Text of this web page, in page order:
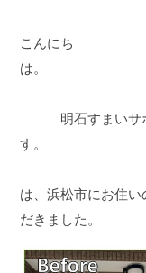
こんにち
明石すまいサ
は、浜松市にお住
だきました。